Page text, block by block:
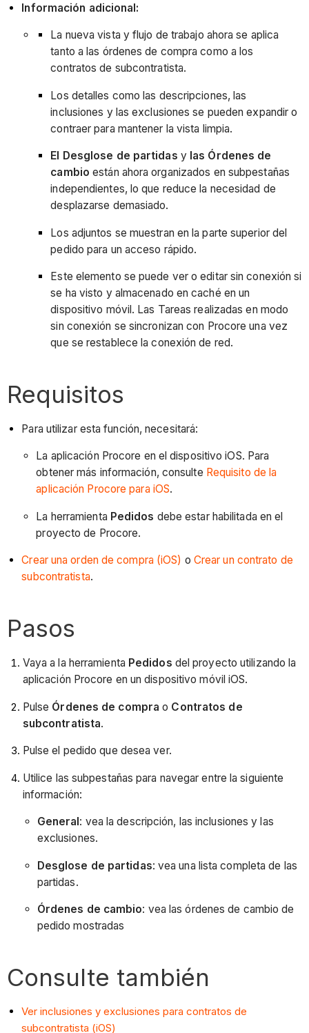
Información adicional:
La nueva vista y flujo de trabajo ahora se aplica
tanto a las órdenes de compra como a los
contratos de subcontratista.
Los detalles como las descripciones, las
inclusiones y las exclusiones se pueden expandir o
contraer para mantener la vista limpia.
El Desglose de partidas y las Órdenes de
cambio están ahora organizados en subpestañas
independientes, lo que reduce la necesidad de
desplazarse demasiado.
Los adjuntos se muestran en la parte superior del
pedido para un acceso rápido.
Este elemento se puede ver o editar sin conexión si
se ha visto y almacenado en caché en un
dispositivo móvil. Las Tareas realizadas en modo
sin conexión se sincronizan con Procore una vez
que se restablece la conexión de red.
Requisitos
Para utilizar esta función, necesitará:
La aplicación Procore en el dispositivo iOS. Para
obtener más información, consulte Requisito de la
aplicación Procore para iOS.
La herramienta Pedidos debe estar habilitada en el
proyecto de Procore.
Crear una orden de compra (iOS) o Crear un contrato de
subcontratista.
Pasos
Vaya a la herramienta Pedidos del proyecto utilizando la
aplicación Procore en un dispositivo móvil iOS.
Pulse Órdenes de compra o Contratos de
subcontratista.
Pulse el pedido que desea ver.
Utilice las subpestañas para navegar entre la siguiente
información:
General : vea la descripción, las inclusiones y las
exclusiones.
Desglose de partidas: vea una lista completa de las
partidas.
Órdenes de cambio: vea las órdenes de cambio de
pedido mostradas
Consulte también
Ver inclusiones y exclusiones para contratos de
subcontratista (iOS)